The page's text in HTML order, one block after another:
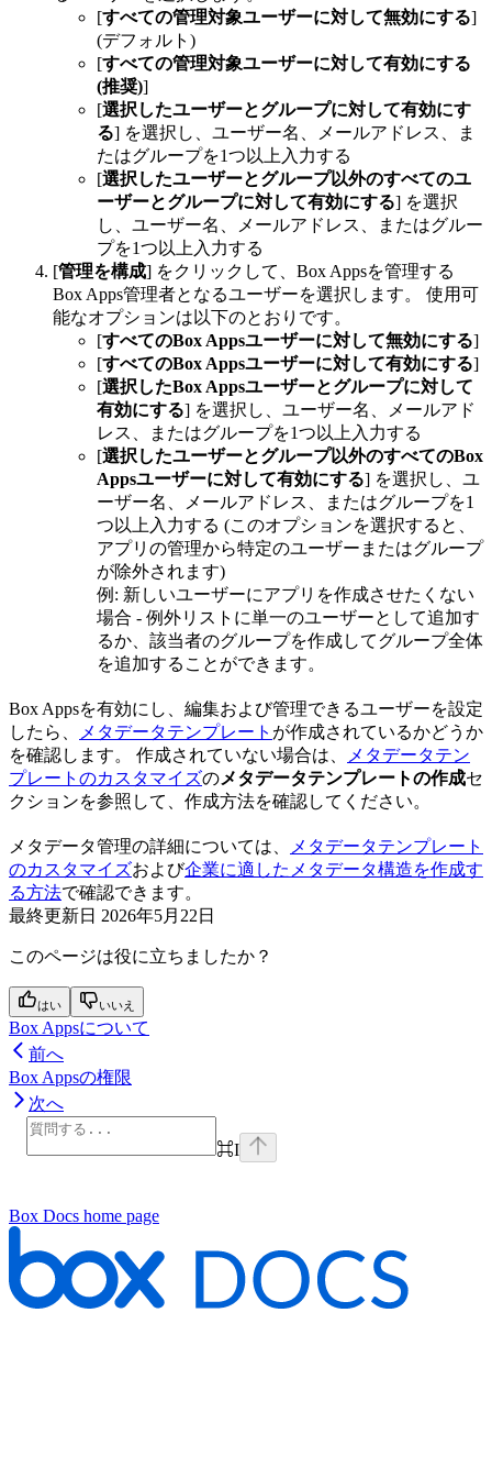
[すべての管理対象ユーザーに対して無効にする]
(デフォルト)
[すべての管理対象ユーザーに対して有効にする
(推奨)]
[選択したユーザーとグループに対して有効にす
る] を選択し、ユーザー名、メールアドレス、ま
たはグループを1つ以上入力する
[選択したユーザーとグループ以外のすべてのユ
ーザーとグループに対して有効にする] を選択
し、ユーザー名、メールアドレス、またはグルー
プを1つ以上入力する
[管理を構成] をクリックして、Box Appsを管理する
Box Apps管理者となるユーザーを選択します。 使用可
能なオプションは以下のとおりです。
[すべてのBox Appsユーザーに対して無効にする]
[すべてのBox Appsユーザーに対して有効にする]
[選択したBox Appsユーザーとグループに対して
有効にする] を選択し、ユーザー名、メールアド
レス、またはグループを1つ以上入力する
[選択したユーザーとグループ以外のすべてのBox
Appsユーザーに対して有効にする] を選択し、ユ
ーザー名、メールアドレス、またはグループを1
つ以上入力する (このオプションを選択すると、
アプリの管理から特定のユーザーまたはグループ
が除外されます)
例: 新しいユーザーにアプリを作成させたくない
場合 - 例外リストに単一のユーザーとして追加す
るか、該当者のグループを作成してグループ全体
を追加することができます。
Box Appsを有効にし、編集および管理できるユーザーを設定
したら、
メタデータテンプレート が作成されているかどうか
を確認します。 作成されていない場合は、
メタデータテン
プレートのカスタマイズのメタデータテンプレートの作成セ
クションを参照して、作成方法を確認してください。
メタデータ管理の詳細については、
メタデータテンプレート
のカスタマイズおよび企業に適したメタデータ構造を作成す
る方法で確認できます。
最終更新日 2026年5月22日
このページは役に立ちましたか？
はい いいえ
Box Appsについて
前へ
Box Appsの権限
次へ
⌘I
Box Docs home page